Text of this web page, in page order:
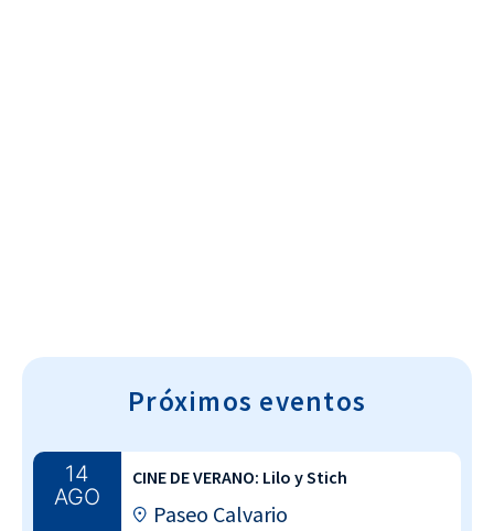
Próximos eventos
14
AGO
CINE DE VERANO: Lilo y Stich
Paseo Calvario